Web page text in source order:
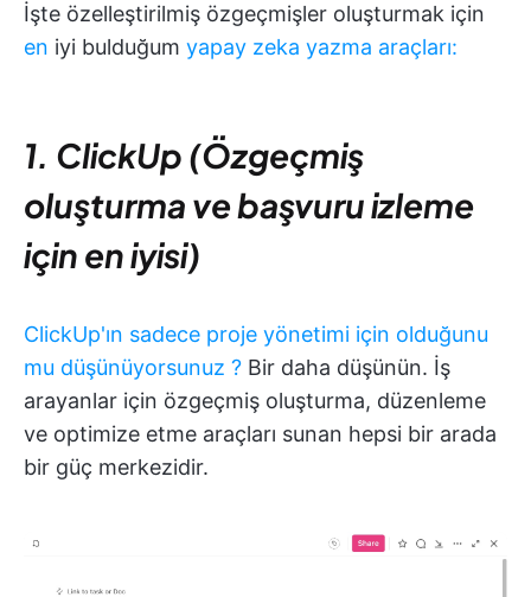
İşte özelleştirilmiş özgeçmişler oluşturmak için
en iyi bulduğum yapay zeka yazma araçları:
1. ClickUp (Özgeçmiş
oluşturma ve başvuru izleme
için en iyisi)
ClickUp'ın sadece proje yönetimi için olduğunu
mu düşünüyorsunuz ? Bir daha düşünün. İş
arayanlar için özgeçmiş oluşturma, düzenleme
ve optimize etme araçları sunan hepsi bir arada
bir güç merkezidir.